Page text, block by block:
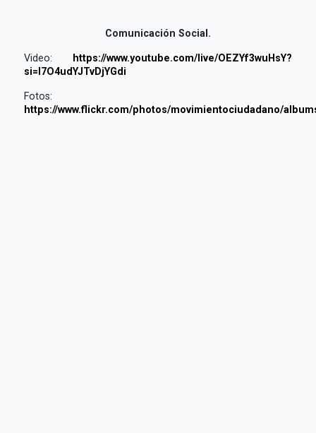
Comunicación Social.
Video: https://www.youtube.com/live/OEZYf3wuHsY?
si=I7O4udYJTvDjYGdi
Fotos:
https://www.flickr.com/photos/movimientociudadano/